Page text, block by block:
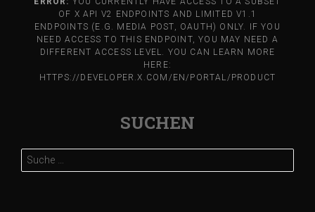
OF X API V2 ENDPOINTS AND LIMITED V1.1
ENDPOINTS (E.G. MEDIA POST, OAUTH) ONLY. IF YOU
NEED ACCESS TO THIS ENDPOINT, YOU MAY NEED A
DIFFERENT ACCESS LEVEL. YOU CAN LEARN MORE
HERE:
HTTPS://DEVELOPER.X.COM/EN/PORTAL/PRODUCT
SUCHEN